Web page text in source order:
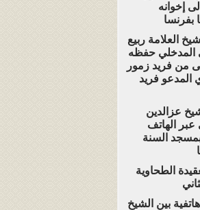
إخوانه
بفرنسا
العلامة ربيع
المدخلي حفظه
من فريد زمور
المدعو فريد
عزالدين
الهاتف
بمسجد السنة
الطحاوية
بين الشيخ